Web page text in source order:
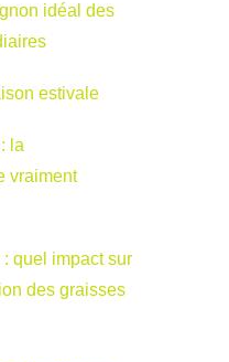
idéal des
estivale
la
vraiment
quel impact sur
des graisses